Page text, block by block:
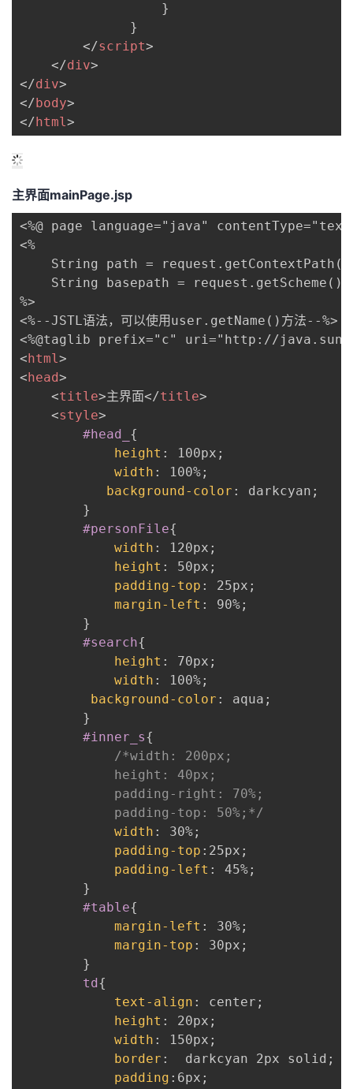
}
}
</script>
</div>
</div>
</body>
</html>
主界面mainPage.jsp
<%@ page language="java"
<%
String path =
String basepath =
%>
<%--JSTL语法，可以使用user.getName()方法--%>
<html>
<head>
<title>主界面</title>
<style>
#head_ {
height : 100px ;
width : 100%;
background-color : darkcyan ;
}
#personFile{
width : 120px ;
height : 50px ;
padding-top : 25px ;
margin-left : 90%;
}
#search{
height : 70px ;
width : 100%;
background-color : aqua ;
}
#inner_s{
/*width: 200px;
            height: 40px;
            padding-right: 70%;
            padding-top: 50%;*/
width : 30%;
padding-top : 25px ;
padding-left : 45%;
}
#table{
margin-left : 30%;
margin-top : 30px ;
}
td{
text-align : center ;
height : 20px ;
width : 150px ;
border :
  darkcyan 2px solid
;
padding : 6px ;